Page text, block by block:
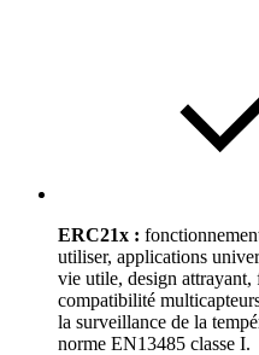
ERC21x :
utiliser, applications
vie utile, design
compatibilité
la surveillance de la
norme EN13485 classe I.